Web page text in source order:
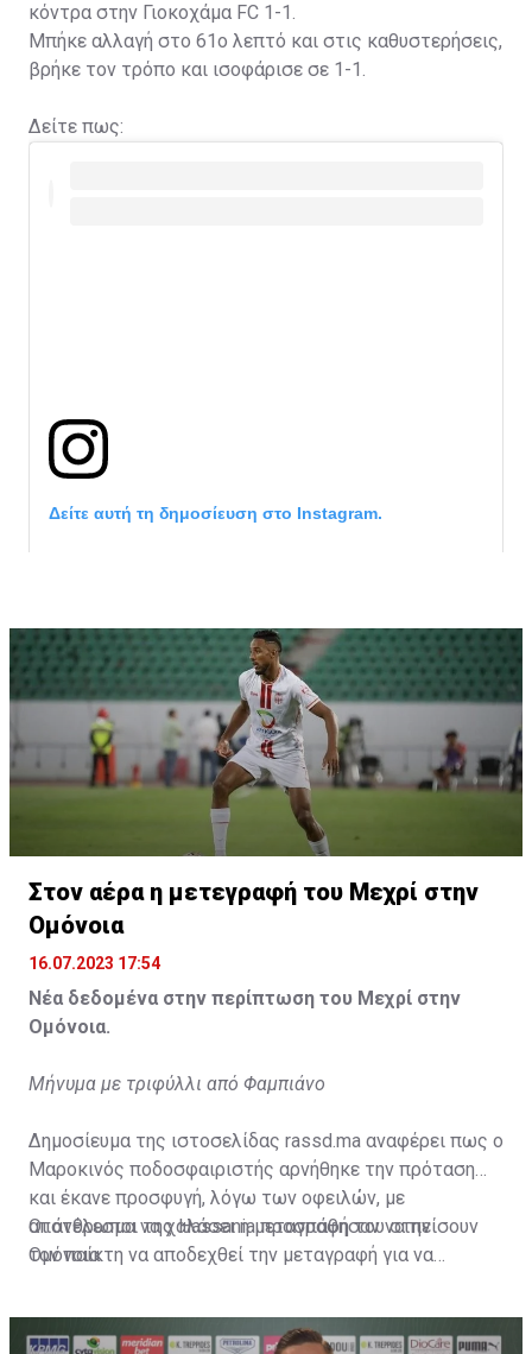
κόντρα στην Γιοκοχάμα FC 1-1.
Μπήκε αλλαγή στο 61ο λεπτό και στις καθυστερήσεις,
βρήκε τον τρόπο και ισοφάρισε σε 1-1.
Δείτε πως:
Δείτε αυτή τη δημοσίευση στο Instagram.
Στον αέρα η μετεγραφή του Μεχρί στην
Ομόνοια
16.07.2023 17:54
Νέα δεδομένα στην περίπτωση του Μεχρί στην
Ομόνοια.
Μήνυμα με τριφύλλι από Φαμπιάνο
Δημοσίευμα της ιστοσελίδας rassd.ma αναφέρει πως ο
Μαροκινός ποδοσφαιριστής αρνήθηκε την πρόταση
και έκανε προσφυγή, λόγω των οφειλών, με
αποτέλεσμα να χαλάσει η μεταγραφή του στην
Ομόνοια.
Οι άνθρωποι της Hassania προσπάθησαν να πείσουν
τον παίκτη να αποδεχθεί την μεταγραφή για να
μετακίνησή του, αλλά ο παίκτης αρνήθηκε και επέμεινε
να λύσει το συμβόλαιό του, ώστε να μετακομίσει